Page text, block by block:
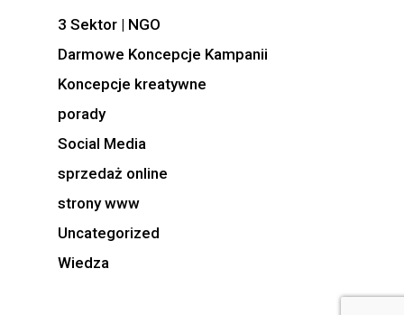
3 Sektor | NGO
Darmowe Koncepcje Kampanii
Koncepcje kreatywne
porady
Social Media
sprzedaż online
strony www
Uncategorized
Wiedza